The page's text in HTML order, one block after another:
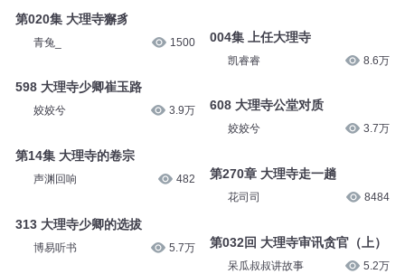
第020集 大理寺獬豸
青兔_ 1500
598 大理寺少卿崔玉路
姣姣兮 3.9万
第14集 大理寺的卷宗
声渊回响 482
313 大理寺少卿的选拔
博易听书 5.7万
004集 上任大理寺
凯睿睿 8.6万
608 大理寺公堂对质
姣姣兮 3.7万
第270章 大理寺走一趟
花司司 8484
第032回 大理寺审讯贪官（上）
呆瓜叔叔讲故事 5.2万